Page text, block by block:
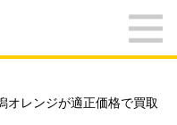
オレンジが適正価格で買取